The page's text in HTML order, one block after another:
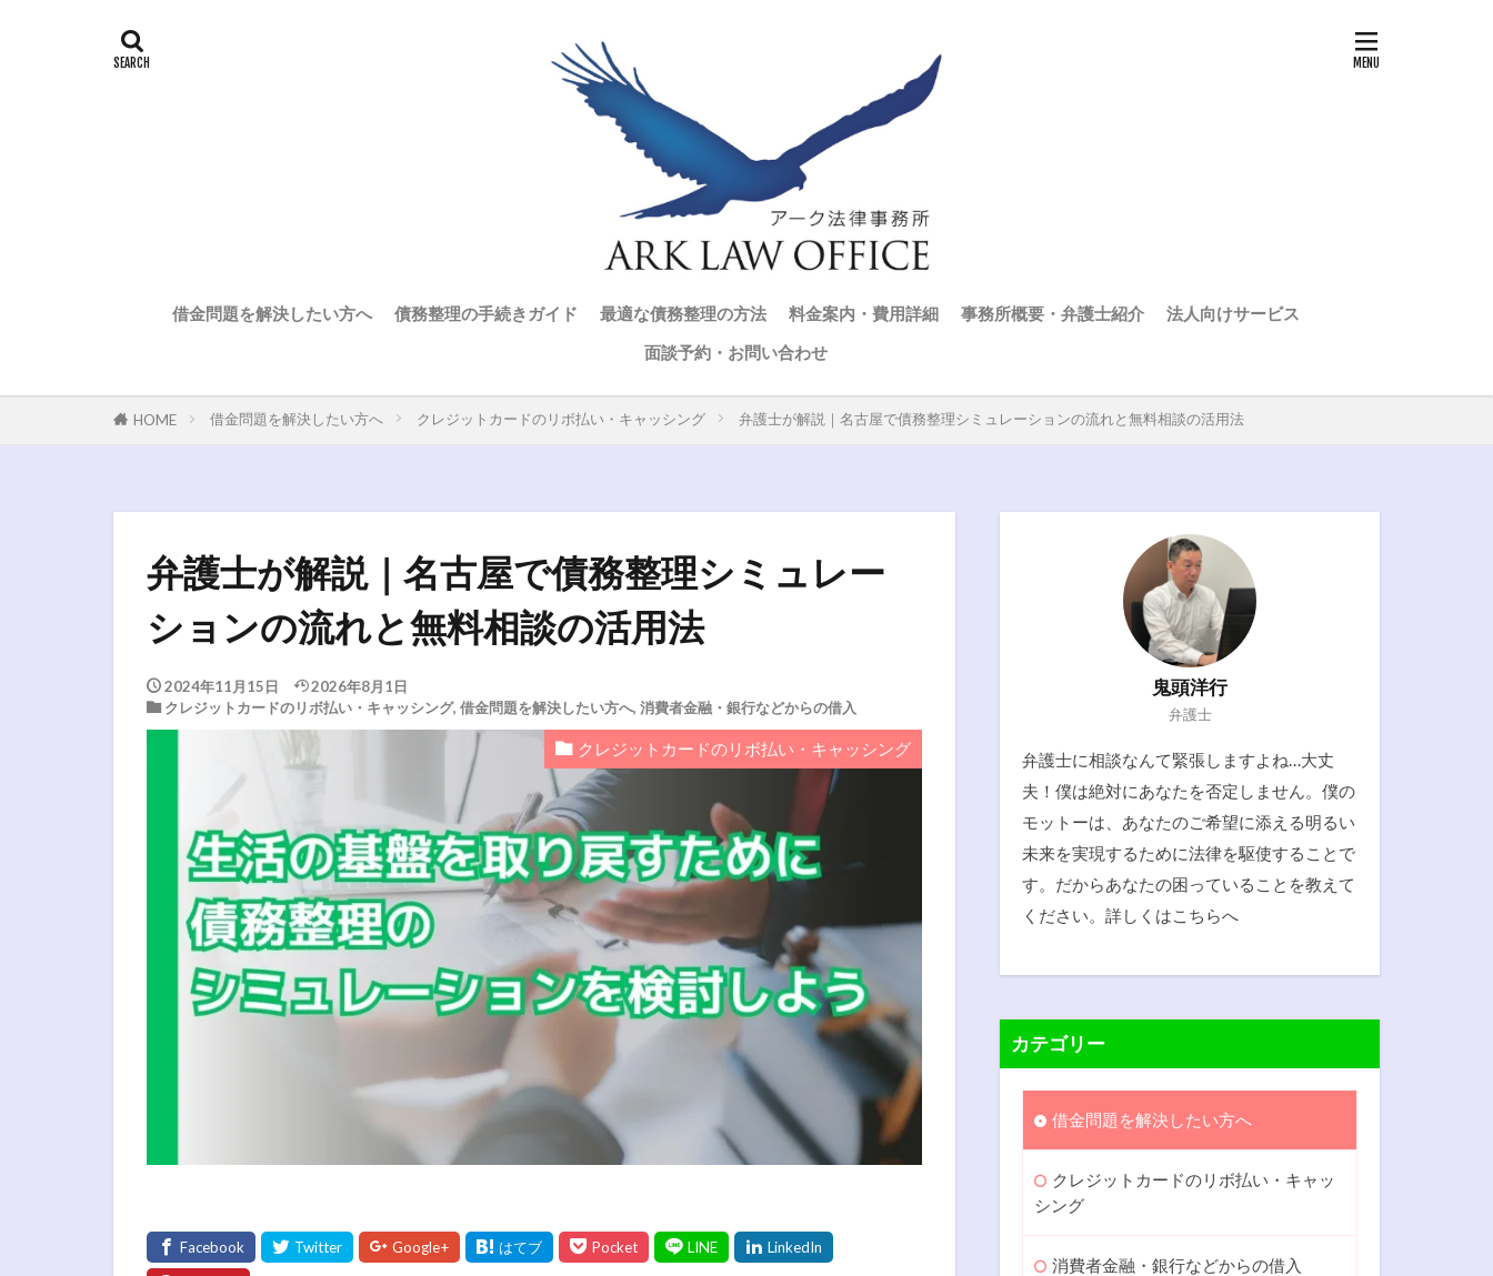
借金問題を解決したい方へ 債務整理の手続きガイド 最適な債務整理の方法 料金案内・費用詳細 事務所概要・弁護士紹介
法人向けサービス
面談予約・お問い合わせ
HOME 借金問題を解決したい方へ クレジットカードのリボ払い・キャッシング 弁護士が解説｜名古屋で債務整理シミュレーションの流れと無料相談の活用法
弁護士が解説｜名古屋で債務整理シミュレー
ションの流れと無料相談の活用法
2024年11月15日
2026年8月1日
クレジットカードのリボ払い・キャッシング, 借金問題を解決したい方へ, 消費者金融・銀行などからの借入
クレジットカードのリボ払い・キャッシング
鬼頭洋行
弁護士
弁護士に相談なんて緊張しますよね…大丈
夫！僕は絶対にあなたを否定しません。僕の
モットーは、あなたのご希望に添える明るい
未来を実現するために法律を駆使することで
す。だからあなたの困っていることを教えて
ください。詳しくはこちらへ
カテゴリー
借金問題を解決したい方へ
クレジットカードのリボ払い・キャッ
シング
消費者金融・銀行などからの借入